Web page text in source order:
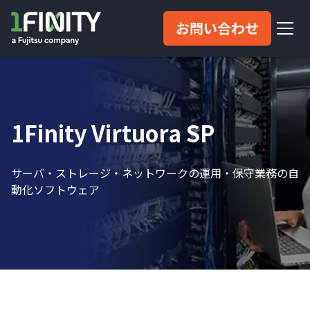
お問い合わせ
1Finity Virtuora SP
サーバ・ストレージ・ネットワークの運用・保守業務の自
動化ソフトウェア